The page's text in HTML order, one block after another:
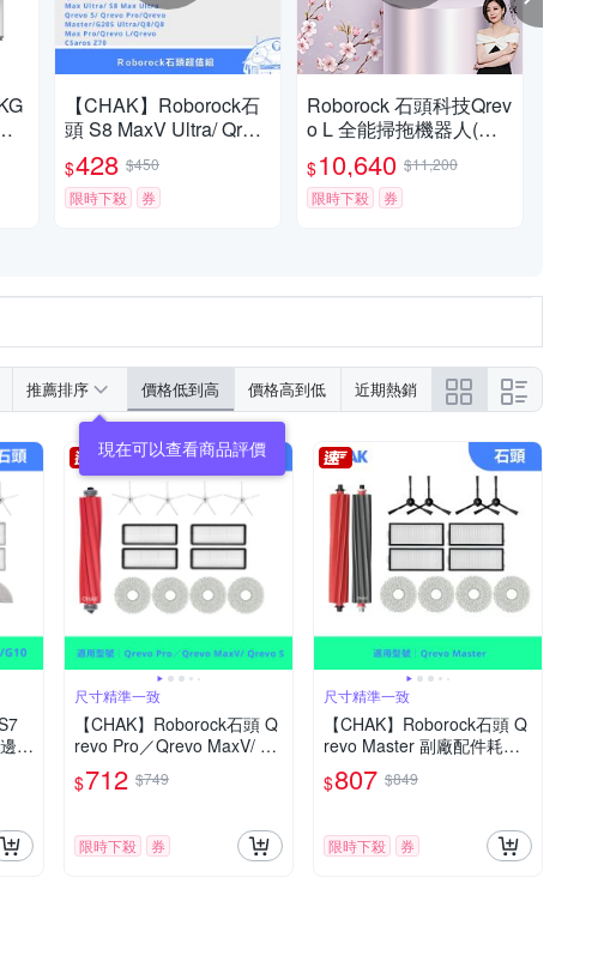
【CHAK】Roborock石
頭 S8 MaxV Ultra/ Qrev
o 系列副廠掃拖機配件
集塵袋超值組(6入組)
$428 $450
限時下殺
券
Roborock 石頭科技Qrev
o L 全能掃拖機器人(自
動洗烘拖布/自動集塵/10
000Pa吸力/零纏繞邊刷)
$10,640 $11,200
限時下殺
券
推薦排序 價格低到高 價格高到低 近期熱銷
現在可以查看商品評價
刷
尺寸精準一致
【CHAK】Roborock石頭 Q
revo Pro／Qrevo MaxV/ Qr
evo S 副廠配件耗材超值組
(主刷x1 邊刷x4 濾網x4 拖布
$712 $749
限時下殺 券
尺寸精準一致
【CHAK】Roborock石頭 Q
revo Master 副廠配件耗材
超值組(主刷x1 邊刷x4 濾網
x4 拖布x4)
$807 $849
限時下殺 券